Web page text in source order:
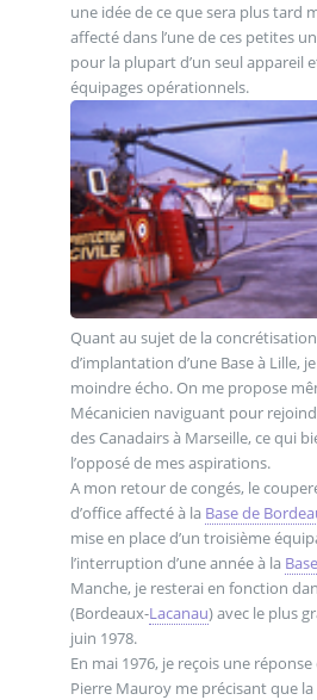
une idée de ce que sera plus tard
affecté dans l’une de ces petites
pour la plupart d’un seul appareil
équipages opérationnels.
Quant au sujet de la
d’implantation d’une Base à Lille,
moindre écho. On me propose
Mécanicien naviguant pour
des Canadairs à Marseille, ce qui
l’opposé de mes aspirations.
A mon retour de congés, le
d’office affecté à la Base de
mise en place d’un troisième
l’interruption d’une année à la
Manche, je resterai en fonction
(Bordeaux-Lacanau) avec le plus
juin 1978.
En mai 1976, je reçois une
Pierre Mauroy me précisant que